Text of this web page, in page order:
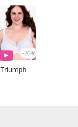
-20%
Triumph